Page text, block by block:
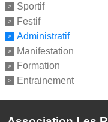
Sportif
Festif
Administratif
Manifestation
Formation
Entrainement